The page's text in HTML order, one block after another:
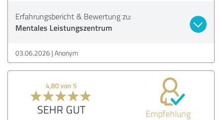
Erfahrungsbericht & Bewertung zu:
Mentales Leistungszentrum
03.06.2026 Anonym
4,80 von 5
SEHR GUT Empfehlung